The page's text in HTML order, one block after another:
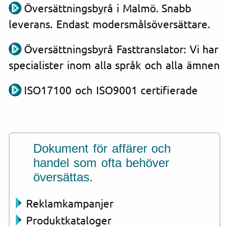
Översättningsbyrå i Malmö. Snabb
leverans. Endast modersmålsöversättare.
Översättningsbyrå Fasttranslator: Vi har
specialister inom alla språk och alla ämnen
ISO17100 och ISO9001 certifierade
Dokument för affärer och
handel som ofta behöver
översättas.
Reklamkampanjer
Produktkataloger